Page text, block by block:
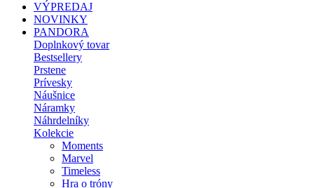
VÝPREDAJ
NOVINKY
PANDORA
Doplnkový tovar
Bestsellery
Prstene
Prívesky
Náušnice
Náramky
Náhrdelníky
Kolekcie
Moments
Marvel
Timeless
Hra o tróny